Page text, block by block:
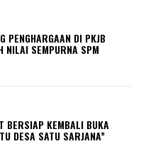
PENGHARGAAN DI PKJB
NILAI SEMPURNA SPM
BERSIAP KEMBALI BUKA
DESA SATU SARJANA”